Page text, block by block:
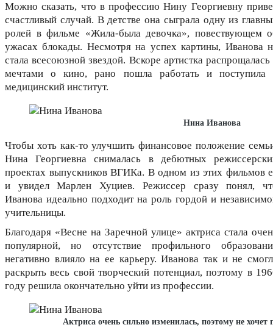
Можно сказать, что в профессию Нину Георгиевну
счастливый случай. В детстве она сыграла одну из
ролей в фильме «Жила-была девочка», повествующем
ужасах блокады. Несмотря на успех картины, Иванова
стала всесоюзной звездой. Вскоре артистка распрощалась
мечтами о кино, рано пошла работать и поступила
медицинский институт.
Нина Иванова
Чтобы хоть как-то улучшить финансовое положение
Нина Георгиевна снималась в дебютных
проектах выпускников ВГИКа. В одном из этих фильмов
и увидел Марлен Хуциев. Режиссер сразу понял,
Иванова идеально подходит на роль гордой и
учительницы.
Благодаря «Весне на Заречной улице» актриса стала
популярной, но отсутствие профильного
негативно влияло на ее карьеру. Иванова так и не
раскрыть весь свой творческий потенциал, поэтому в
году решила окончательно уйти из профессии.
Актриса очень сильно изменилась, поэтому не хочет